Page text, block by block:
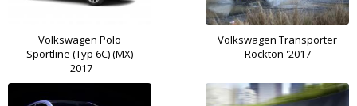
Volkswagen Polo
Sportline (Typ 6C) (MX)
'2017
Volkswagen Transporter
Rockton '2017